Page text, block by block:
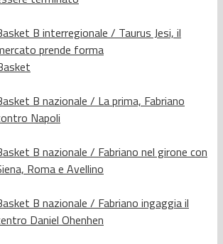
B interregionale / Taurus Jesi, il
prende forma
B nazionale / La prima, Fabriano
Napoli
B nazionale / Fabriano nel girone con
Roma e Avellino
B nazionale / Fabriano ingaggia il
Daniel Ohenhen